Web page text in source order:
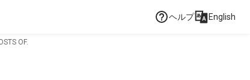
ヘルプ English
OF.